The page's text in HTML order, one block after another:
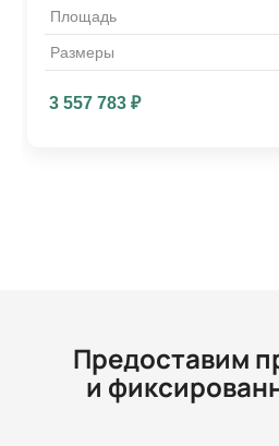
Площадь
Размеры
3 557 783₽
Предоставим
и